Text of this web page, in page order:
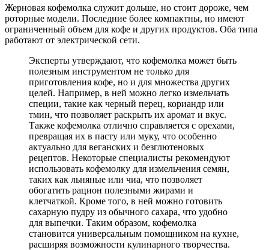
Жерновая кофемолка служит дольше, но стоит дороже, чем
роторные модели. Последние более компактны, но имеют
ограниченный объем для кофе и других продуктов. Оба типа
работают от электрической сети.
Эксперты утверждают, что кофемолка может быть
полезным инструментом не только для
приготовления кофе, но и для множества других
целей. Например, в ней можно легко измельчать
специи, такие как черный перец, кориандр или
тмин, что позволяет раскрыть их аромат и вкус.
Также кофемолка отлично справляется с орехами,
превращая их в пасту или муку, что особенно
актуально для веганских и безглютеновых
рецептов. Некоторые специалисты рекомендуют
использовать кофемолку для измельчения семян,
таких как льняные или чиа, что позволяет
обогатить рацион полезными жирами и
клетчаткой. Кроме того, в ней можно готовить
сахарную пудру из обычного сахара, что удобно
для выпечки. Таким образом, кофемолка
становится универсальным помощником на кухне,
расширяя возможности кулинарного творчества.